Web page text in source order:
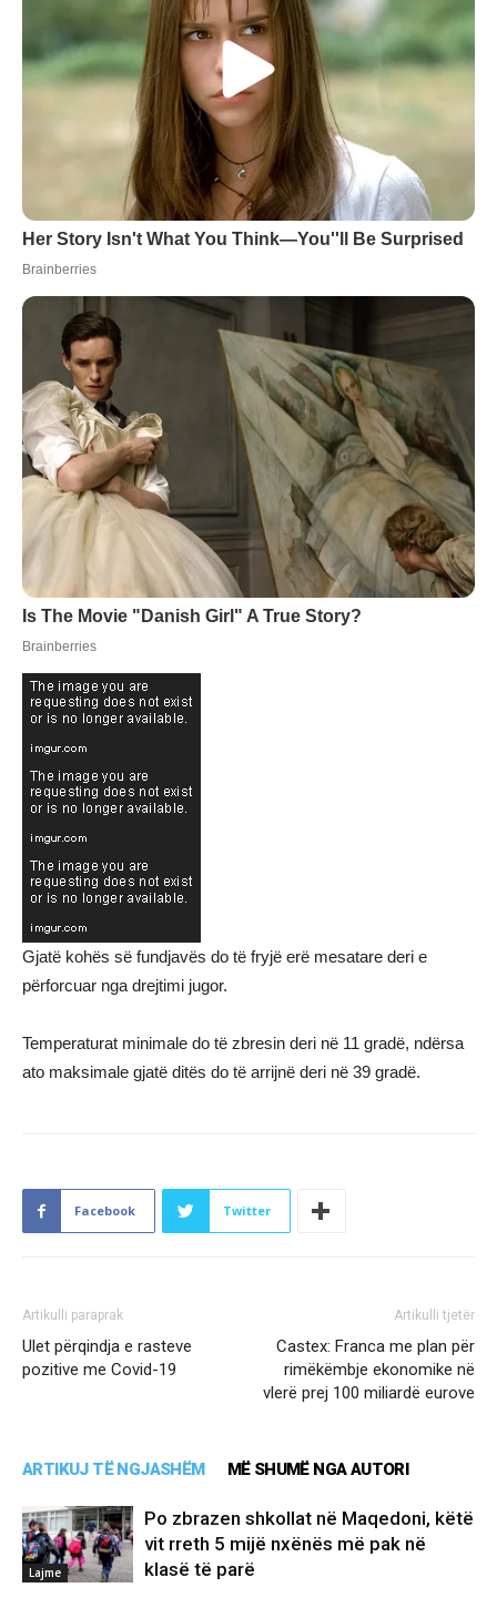
Gjatë kohës së fundjavës do të fryjë erë mesatare deri e
përforcuar nga drejtimi jugor.
Temperaturat minimale do të zbresin deri në 11 gradë, ndërsa
ato maksimale gjatë ditës do të arrijnë deri në 39 gradë.
Facebook Twitter
Artikulli paraprak
Ulet përqindja e rasteve
pozitive me Covid-19
Artikulli tjetër
Castex: Franca me plan për
rimëkëmbje ekonomike në
vlerë prej 100 miliardë eurove
ARTIKUJ TË NGJASHËM MË SHUMË NGA AUTORI
Lajme
Po zbrazen shkollat në Maqedoni, këtë
vit rreth 5 mijë nxënës më pak në
klasë të parë